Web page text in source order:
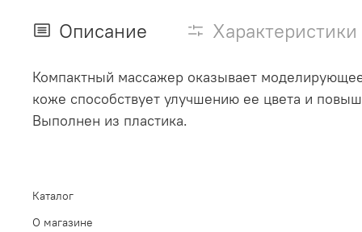
Описание Характеристики
Компактный массажер оказывает
коже способствует улучшению ее цвета и
Выполнен из пластика.
Каталог
О магазине